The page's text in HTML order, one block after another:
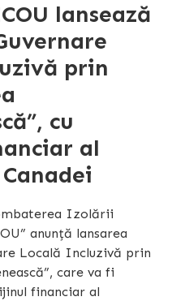
lansează
prin
cu
al
Izolării
anunță lansarea
Locală Incluzivă prin
care va fi
financiar al